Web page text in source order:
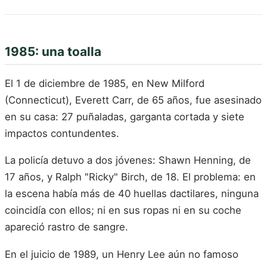
1985: una toalla
El 1 de diciembre de 1985, en New Milford
(Connecticut), Everett Carr, de 65 años, fue asesinado
en su casa: 27 puñaladas, garganta cortada y siete
impactos contundentes.
La policía detuvo a dos jóvenes: Shawn Henning, de
17 años, y Ralph "Ricky" Birch, de 18. El problema: en
la escena había más de 40 huellas dactilares, ninguna
coincidía con ellos; ni en sus ropas ni en su coche
apareció rastro de sangre.
En el juicio de 1989, un Henry Lee aún no famoso